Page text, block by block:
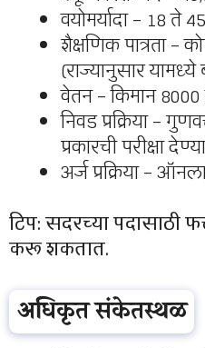
वयोमर्यादा – 18 ते
शैक्षणिक पात्रता –
(राज्यानुसार
वेतन – किमान
निवड प्रक्रिया –
प्रकारची परीक्षा
अर्ज प्रक्रिया –
टिप: सदरच्या पदासाठी
करू शकतात.
अधिकृत संकेतस्थळ